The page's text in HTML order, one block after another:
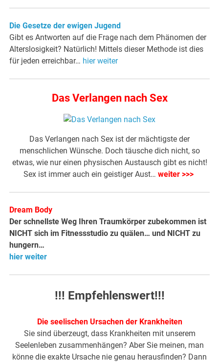
Die Gesetze der ewigen Jugend
Gibt es Antworten auf die Frage nach dem Phänomen der
Alterslosigkeit? Natürlich! Mittels dieser Methode ist dies
für jeden erreichbar… hier weiter
Das Verlangen nach Sex
Das Verlangen nach Sex ist der mächtigste der
menschlichen Wünsche. Doch täusche dich nicht, so
etwas, wie nur einen physischen Austausch gibt es nicht!
Sex ist immer auch ein geistiger Aust… weiter >>>
Dream Body
Der schnellste Weg Ihren Traumkörper zubekommen ist
NICHT sich im Fitnessstudio zu quälen… und NICHT zu
hungern…
hier weiter
!!! Empfehlenswert!!!
Die seelischen Ursachen der Krankheiten
Sie sind überzeugt, dass Krankheiten mit unserem
Seelenleben zusammenhängen? Aber Sie meinen, man
könne die exakte Ursache nie genau herausfinden? Dann